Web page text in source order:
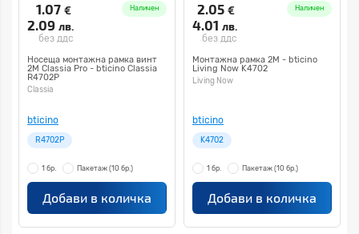
1.07 €
2.09 лв.
без ддс
Наличен
Носеща монтажна рамка винт
2М Classia Pro - bticino Classia
R4702P
Classia
bticino
R4702P
1 бр. Пакетаж (10 бр.)
Добави в количка
2.05 €
4.01 лв.
без ддс
Наличен
Монтажна рамка 2М - bticino
Living Now K4702
Living Now
bticino
K4702
1 бр. Пакетаж (10 бр.)
Добави в количка